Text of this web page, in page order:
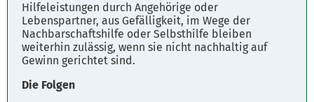
Hilfeleistungen durch Angehörige oder
Lebenspartner, aus Gefälligkeit, im Wege der
Nachbarschaftshilfe oder Selbsthilfe bleiben
weiterhin zulässig, wenn sie nicht nachhaltig auf
Gewinn gerichtet sind.
Die Folgen